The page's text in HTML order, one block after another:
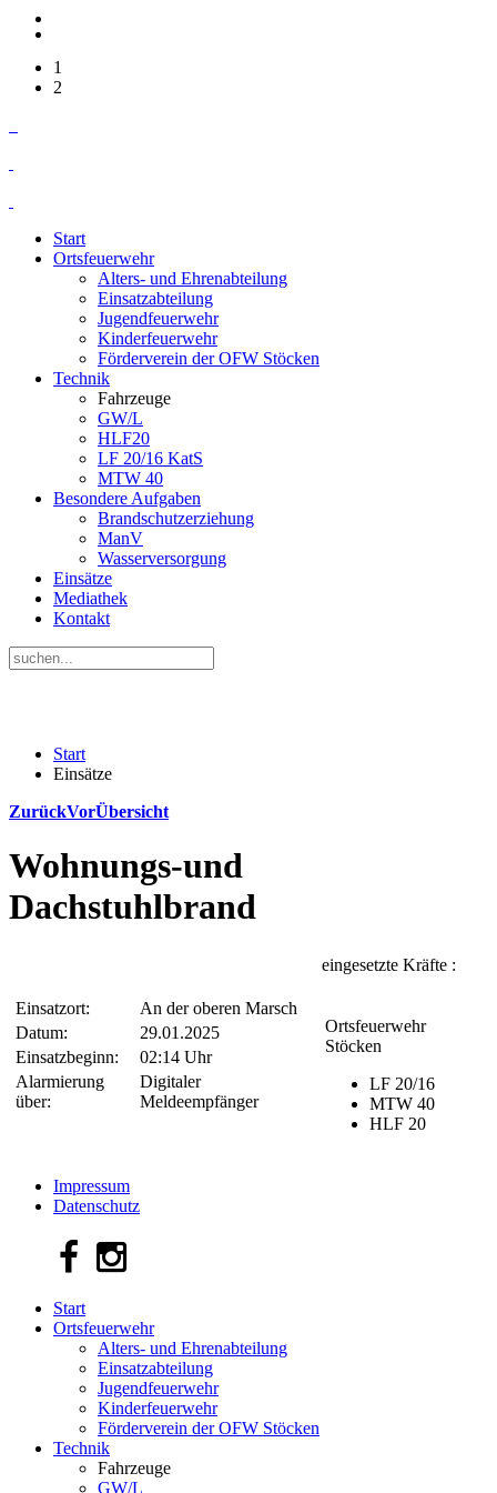
1
2
Start
Ortsfeuerwehr
Alters- und Ehrenabteilung
Einsatzabteilung
Jugendfeuerwehr
Kinderfeuerwehr
Förderverein der OFW Stöcken
Technik
Fahrzeuge
GW/L
HLF20
LF 20/16 KatS
MTW 40
Besondere Aufgaben
Brandschutzerziehung
ManV
Wasserversorgung
Einsätze
Mediathek
Kontakt
Start
Einsätze
ZurückVorÜbersicht
Wohnungs-und
Dachstuhlbrand
Einsatzort:
An der oberen Marsch
Datum:
29.01.2025
Einsatzbeginn:
02:14 Uhr
Alarmierung
über:
Digitaler
Meldeempfänger
eingesetzte Kräfte :
Ortsfeuerwehr
Stöcken
LF 20/16
MTW 40
HLF 20
Impressum
Datenschutz
Start
Ortsfeuerwehr
Alters- und Ehrenabteilung
Einsatzabteilung
Jugendfeuerwehr
Kinderfeuerwehr
Förderverein der OFW Stöcken
Technik
Fahrzeuge
GW/L